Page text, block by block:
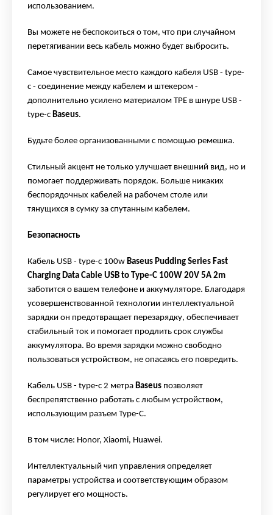
использованием.
Вы можете не беспокоиться о том, что при случайном
перетягивании весь кабель можно будет выбросить.
Самое чувствительное место каждого кабеля USB - type-
c - соединение между кабелем и штекером -
дополнительно усилено материалом TPE в шнуре USB -
type-c Baseus.
Будьте более организованными с помощью ремешка.
Стильный акцент не только улучшает внешний вид, но и
помогает поддерживать порядок. Больше никаких
беспорядочных кабелей на рабочем столе или
тянущихся в сумку за спутанным кабелем.
Безопасность
Кабель USB - type-c 100w Baseus Pudding Series Fast
Charging Data Cable USB to Type-C 100W 20V 5A 2m
заботится о вашем телефоне и аккумуляторе. Благодаря
усовершенствованной технологии интеллектуальной
зарядки он предотвращает перезарядку, обеспечивает
стабильный ток и помогает продлить срок службы
аккумулятора. Во время зарядки можно свободно
пользоваться устройством, не опасаясь его повредить.
Кабель USB - type-c 2 метра Baseus позволяет
беспрепятственно работать с любым устройством,
использующим разъем Type-C.
В том числе: Honor, Xiaomi, Huawei.
Интеллектуальный чип управления определяет
параметры устройства и соответствующим образом
регулирует его мощность.